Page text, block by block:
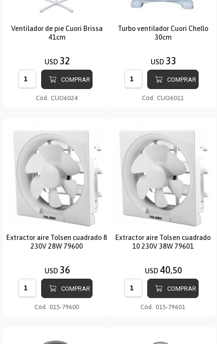
Ventilador de pie Cuori Brissa
41cm
USD 32
COMPRAR
Cód. CUO6024
Turbo ventilador Cuori Chello
30cm
USD 33
COMPRAR
Cód. CUO6011
Extractor aire Tolsen cuadrado 8
230V 28W 79600
USD 36
COMPRAR
Cód. 015-79600
Extractor aire Tolsen cuadrado
10 230V 38W 79601
USD 40,50
COMPRAR
Cód. 015-79601